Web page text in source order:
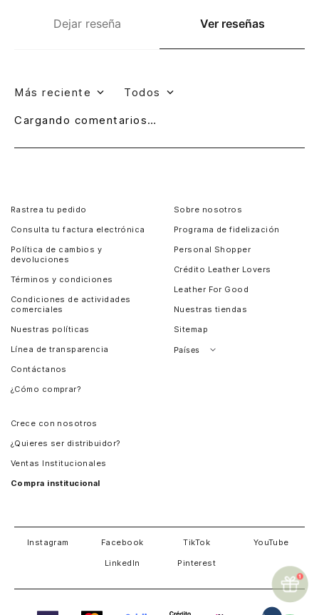
Dejar reseña Ver reseñas
Más reciente Todos
Cargando comentarios…
Rastrea tu pedido
Consulta tu factura electrónica
Política de cambios y
devoluciones
Términos y condiciones
Condiciones de actividades
comerciales
Nuestras políticas
Línea de transparencia
Contáctanos
¿Cómo comprar?
Sobre nosotros
Programa de fidelización
Personal Shopper
Crédito Leather Lovers
Leather For Good
Nuestras tiendas
Sitemap
Países
Crece con nosotros
¿Quieres ser distribuidor?
Ventas Institucionales
Compra institucional
Instagram Facebook TikTok YouTube
LinkedIn Pinterest